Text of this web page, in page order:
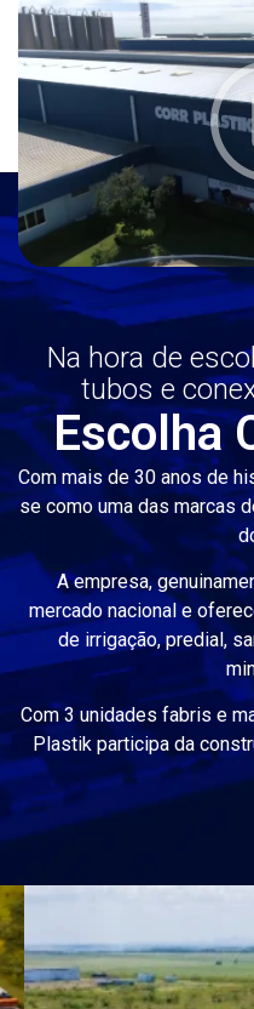
Na hora de
tubos e
Escolha
Com mais de 30 anos de
se como uma das marcas
A empresa,
mercado nacional e
de irrigação, predial,
Com 3 unidades fabris e
Plastik participa da